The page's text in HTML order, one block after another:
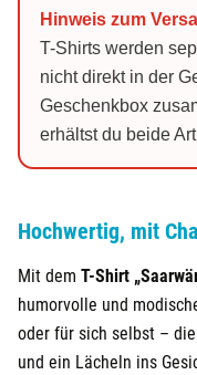
Weiß Damen
Weiß Damen
Weiß Herren
Weiß Herren
Weiß Herren
Hinweis zum
T-Shirts werden
nicht direkt in der
Geschenkbox
erhältst du beide
Hochwertig, mit
Mit dem T-Shirt
humorvolle und
oder für sich selbst –
und ein Lächeln ins
Frankfurt am Main
Freiberg
Freiburg
Fürstenfeldbruck
Fürth
Geiselwind